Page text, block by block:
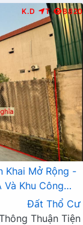
K.D T 8820
Khai Mở Rộng -
Khu Công
Đất Thổ Cư
Thuận Tiện